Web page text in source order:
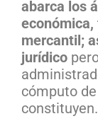
abarca los
mercantil;
jurídico
cómputo
constituyen.